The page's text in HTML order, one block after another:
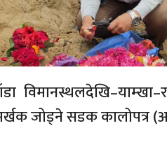
जोड्ने सडक कालोपत्र